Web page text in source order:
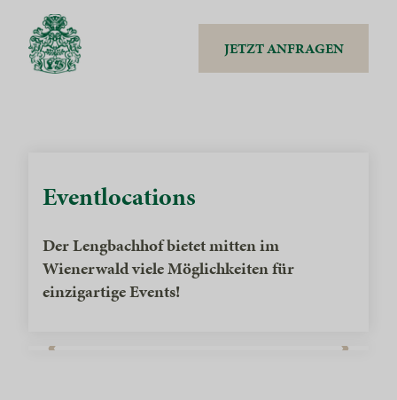
JETZT ANFRAGEN
Eventlocations
Der Lengbachhof bietet mitten im
Wienerwald viele Möglichkeiten für
einzigartige Events!